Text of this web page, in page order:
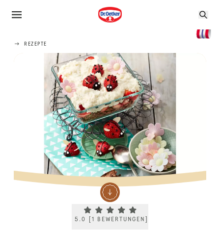
REZEPTE
Current rating 5.0. Click to rate.
5.0 1 BEWERTUNGEN